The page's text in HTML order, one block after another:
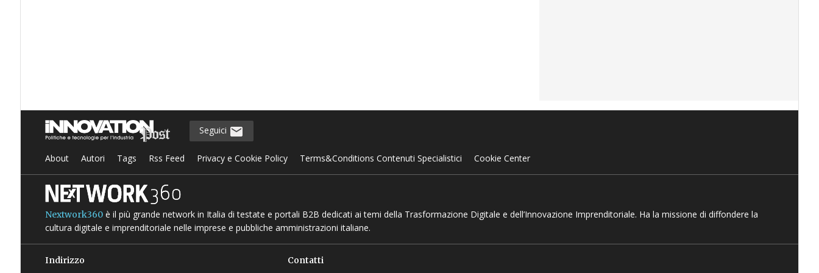
Seguici
About Autori Tags Rss Feed Privacy e Cookie Policy Terms&Conditions Contenuti Specialistici Cookie Center
Nextwork360è il più grande network in Italia di testate e portali B2B dedicati ai temi della Trasformazione Digitale e dell’Innovazione Imprenditoriale. Ha la missione di diffondere la
cultura digitale e imprenditoriale nelle imprese e pubbliche amministrazioni italiane.
Indirizzo Contatti